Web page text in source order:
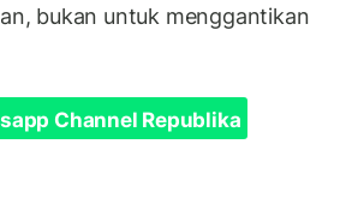
bukan untuk menggantikan
Channel Republika